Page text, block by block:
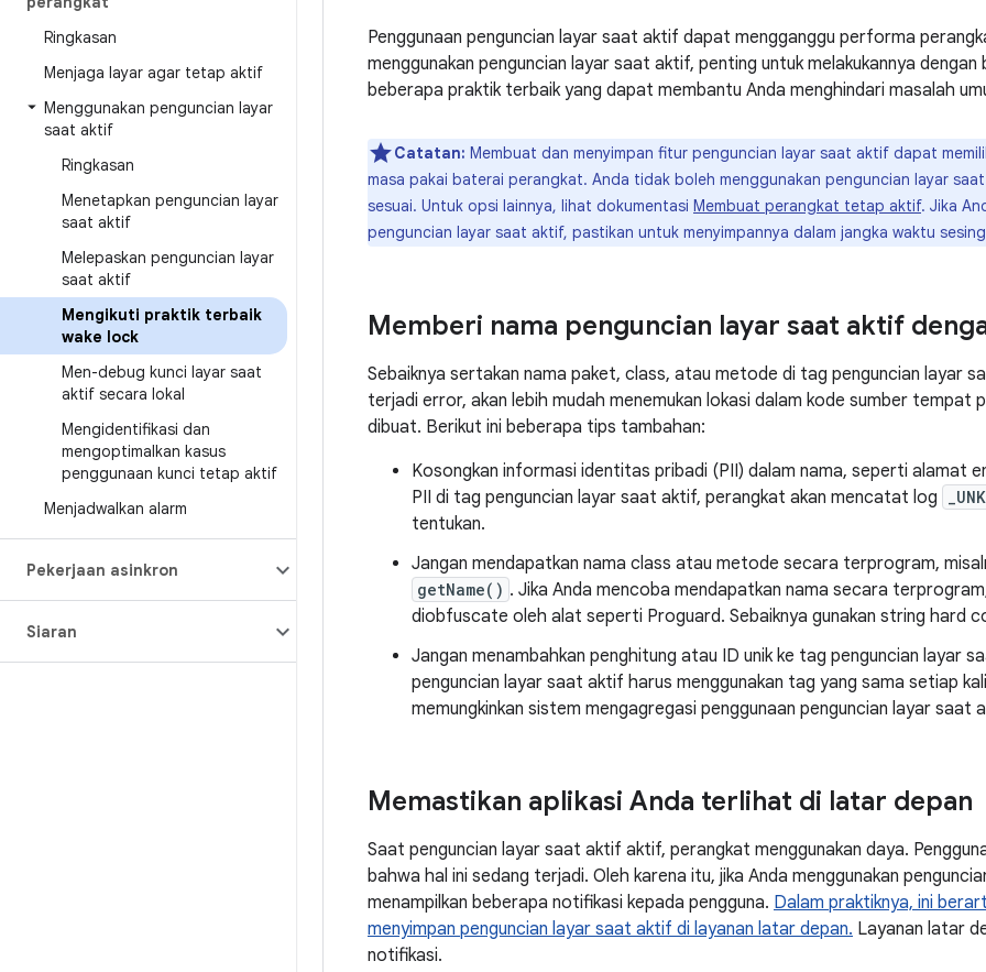
Ringkasan
Menjaga layar agar tetap aktif
Menggunakan penguncian layar
saat aktif
Ringkasan
Menetapkan penguncian layar
saat aktif
Melepaskan penguncian layar
saat aktif
Mengikuti praktik terbaik
wake lock
Men-debug kunci layar saat
aktif secara lokal
Mengidentifikasi dan
mengoptimalkan kasus
penggunaan kunci tetap aktif
Menjadwalkan alarm
Pekerjaan asinkron
Siaran
Penggunaan penguncian layar saat aktif dapat mengganggu performa
menggunakan penguncian layar saat aktif, penting untuk melakukannya dengan
beberapa praktik terbaik yang dapat membantu Anda menghindari masalah
Catatan: Membuat dan menyimpan fitur penguncian layar saat aktif dapat
masa pakai baterai perangkat. Anda tidak boleh menggunakan penguncian layar
sesuai. Untuk opsi lainnya, lihat dokumentasi Membuat perangkat tetap aktif. Jika
penguncian layar saat aktif, pastikan untuk menyimpannya dalam jangka waktu
Memberi nama penguncian layar saat aktif
Sebaiknya sertakan nama paket, class, atau metode di tag penguncian layar
terjadi error, akan lebih mudah menemukan lokasi dalam kode sumber tempat
dibuat. Berikut ini beberapa tips tambahan:
Kosongkan informasi identitas pribadi (PII) dalam nama, seperti alamat
PII di tag penguncian layar saat aktif, perangkat akan mencatat log
tentukan.
Jangan mendapatkan nama class atau metode secara terprogram,
getName() . Jika Anda mencoba mendapatkan nama secara
diobfuscate oleh alat seperti Proguard. Sebaiknya gunakan string hard
Jangan menambahkan penghitung atau ID unik ke tag penguncian layar
penguncian layar saat aktif harus menggunakan tag yang sama setiap
memungkinkan sistem mengagregasi penggunaan penguncian layar
Memastikan aplikasi Anda terlihat di latar depan
Saat penguncian layar saat aktif aktif, perangkat menggunakan daya.
bahwa hal ini sedang terjadi. Oleh karena itu, jika Anda menggunakan
menampilkan beberapa notifikasi kepada pengguna. Dalam praktiknya, ini
menyimpan penguncian layar saat aktif di layanan latar depan. Layanan latar
notifikasi.